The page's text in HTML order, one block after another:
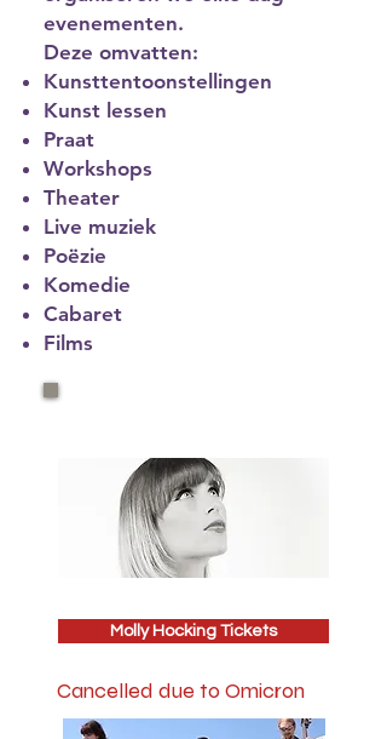
evenementen.
Deze omvatten:
Kunsttentoonstellingen
Kunst lessen
Praat
Workshops
Theater
Live muziek
Poëzie
Komedie
Cabaret
Films
Molly Hocking Tickets
Cancelled due to Omicron